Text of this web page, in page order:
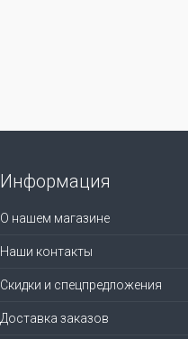
Информация
О нашем магазине
Наши контакты
Скидки и спецпредложения
Доставка заказов